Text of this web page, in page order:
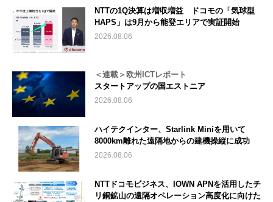
NTTの1Q決算は増収増益 ドコモの「気球型
HAPS」は9月から能登エリアで実証開始
2026.08.06
＜連載＞欧州ICTレポート
スタートアップの国エストニア
2026.08.06
ハイテクインター、Starlink Miniを用いて
8000km離れた遠隔地からの建機操縦に成功
2026.08.06
NTTドコモビジネス、IOWN APNを活用したチ
リ銅鉱山の遠隔オペレーション高度化に向けた